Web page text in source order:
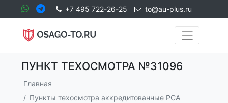
+7 495 722-26-25 to@au-plus.ru
ПУНКТ ТЕХОСМОТРА №31096
Главная
Пункты техосмотра аккредитованные РСА